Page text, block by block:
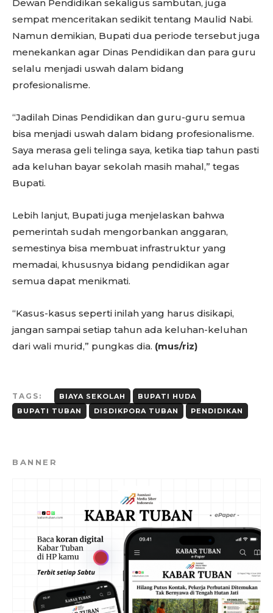
Dewan Pendidikan sekaligus sambutan, juga
sempat menceritakan sedikit tentang Maulid Nabi.
Namun demikian, Bupati dua periode tersebut juga
menekankan agar Dinas Pendidikan dan para guru
selalu menjadi uswah dalam bidang
profesionalisme.
“Jadilah Dinas Pendidikan dan guru-guru semua
bisa menjadi uswah dalam bidang profesionalisme.
Saya merasa geli telinga saya, ketika tiap tahun pasti
ada keluhan bayar sekolah masih mahal,” tegas
Bupati.
Lebih lanjut, Bupati juga menjelaskan bahwa
pemerintah sudah mengorbankan anggaran,
semestinya bisa membuat infrastruktur yang
memadai, khususnya bidang pendidikan agar
semua dapat menikmati.
“Kasus-kasus seperti inilah yang harus disikapi,
jangan sampai setiap tahun ada keluhan-keluhan
dari wali murid,” pungkas dia. (mus/riz)
TAGS: BIAYA SEKOLAH
BUPATI HUDA
BUPATI TUBAN
DISDIKPORA TUBAN PENDIDIKAN
BANNER